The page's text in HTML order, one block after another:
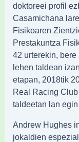
doktoreei profil
Casamichana
Fisikoaren
Prestakuntza
42 urterekin,
lehen taldean
etapan, 2018tik
Real Racing
taldeetan lan egin
Andrew Hughes
jokaldien